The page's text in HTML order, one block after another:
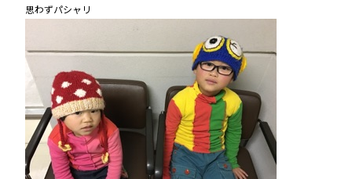
思わずパシャリ